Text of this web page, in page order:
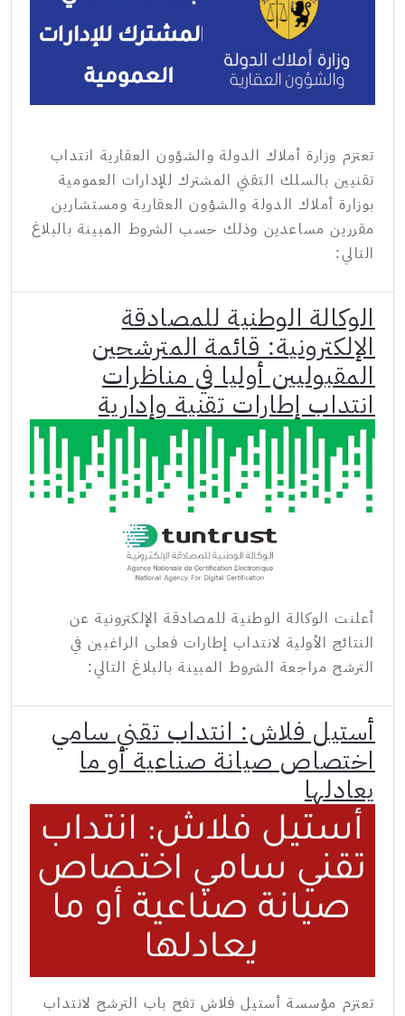
تعتزم وزارة أملاك الدولة والشؤون العقارية انتداب
تقنيين بالسلك التقني المشترك للإدارات العمومية
بوزارة أملاك الدولة والشؤون العقارية ومستشارين
مقررين مساعدين وذلك حسب الشروط المبينة بالبلاغ
التالي:
الوكالة الوطنية للمصادقة
الإلكترونية: قائمة المترشحين
المقبوليين أوليا في مناظرات
انتداب إطارات تقنية وإدارية
أعلنت الوكالة الوطنية للمصادقة الإلكترونية عن
النتائج الأولية لانتداب إطارات فعلى الراغبين في
الترشح مراجعة الشروط المبينة بالبلاغ التالي:
أستيل فلاش: انتداب تقني سامي
اختصاص صيانة صناعية أو ما
يعادلها
تعتزم مؤسسة أستيل فلاش تفح باب الترشح لانتداب